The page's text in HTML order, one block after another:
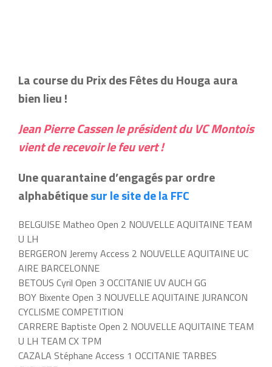
La course du Prix des Fêtes du Houga aura
bien lieu !
Jean Pierre Cassen le président du VC Montois
vient de recevoir le feu vert !
Une quarantaine d’engagés par ordre
alphabétiquesur le site de la FFC
BELGUISE Matheo Open 2 NOUVELLE AQUITAINE TEAM
U LH
BERGERON Jeremy Access 2 NOUVELLE AQUITAINE UC
AIRE BARCELONNE
BETOUS Cyril Open 3 OCCITANIE UV AUCH GG
BOY Bixente Open 3 NOUVELLE AQUITAINE JURANCON
CYCLISME COMPETITION
CARRERE Baptiste Open 2 NOUVELLE AQUITAINE TEAM
U LH TEAM CX TPM
CAZALA Stéphane Access 1 OCCITANIE TARBES